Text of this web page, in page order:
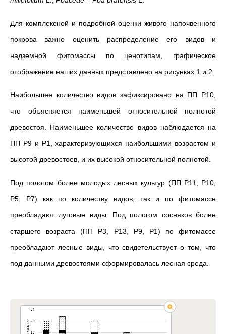
Для комплексной и подробной оценки живого напочвенного
покрова важно оценить распределение его видов и
надземной фитомассы по ценотипам, графическое
отображение наших данных представлено на рисунках 1 и 2.
Наибольшее количество видов зафиксировано на ПП Р10,
что объясняется наименьшей относительной полнотой
древостоя. Наименьшее количество видов наблюдается на
ПП Р9 и Р1, характеризующихся наибольшими возрастом и
высотой древостоев, и их высокой относительной полнотой.
Под пологом более молодых лесных культур (ПП Р11, Р10,
Р5, Р7) как по количеству видов, так и по фитомассе
преобладают луговые виды. Под пологом сосняков более
старшего возраста (ПП Р3, Р13, Р9, Р1) по фитомассе
преобладают лесные виды, что свидетельствует о том, что
под данными древостоями сформировалась лесная среда